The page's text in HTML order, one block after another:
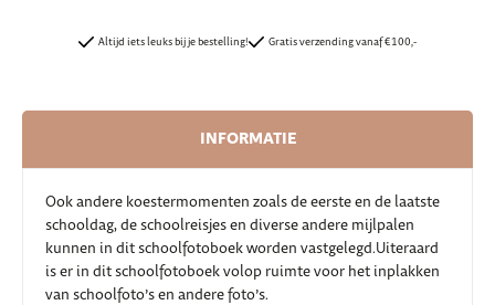
Altijd iets leuks bij je bestelling! Gratis verzending vanaf €100,-
INFORMATIE
Ook andere koestermomenten zoals de eerste en de laatste
schooldag, de schoolreisjes en diverse andere mijlpalen
kunnen in dit schoolfotoboek worden vastgelegd.Uiteraard
is er in dit schoolfotoboek volop ruimte voor het inplakken
van schoolfoto’s en andere foto’s.